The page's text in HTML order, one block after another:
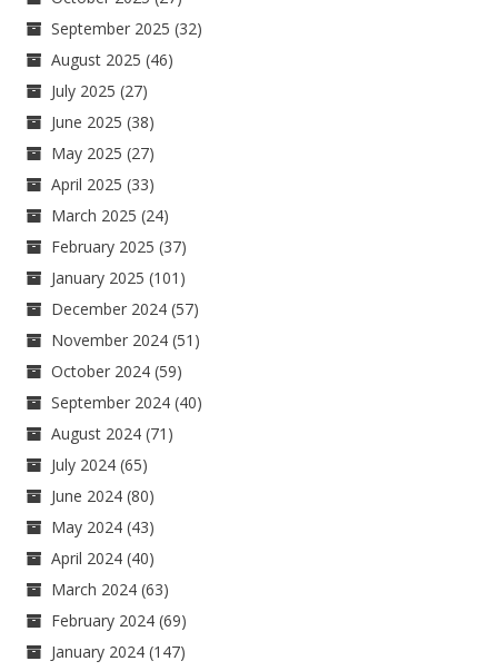
September 2025 (32)
August 2025 (46)
July 2025 (27)
June 2025 (38)
May 2025 (27)
April 2025 (33)
March 2025 (24)
February 2025 (37)
January 2025 (101)
December 2024 (57)
November 2024 (51)
October 2024 (59)
September 2024 (40)
August 2024 (71)
July 2024 (65)
June 2024 (80)
May 2024 (43)
April 2024 (40)
March 2024 (63)
February 2024 (69)
January 2024 (147)